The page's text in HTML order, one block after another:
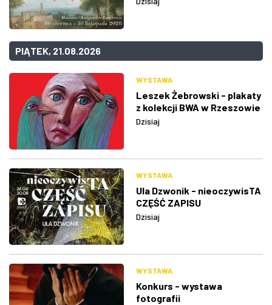
PIĄTEK, 21.08.2026
WYSTAWA
Leszek Żebrowski - plakaty
z kolekcji BWA w Rzeszowie
Dzisiaj
WYSTAWA
Ula Dzwonik - nieoczywisTA
CZĘŚĆ ZAPISU
Dzisiaj
WYSTAWA
Konkurs - wystawa
fotografii